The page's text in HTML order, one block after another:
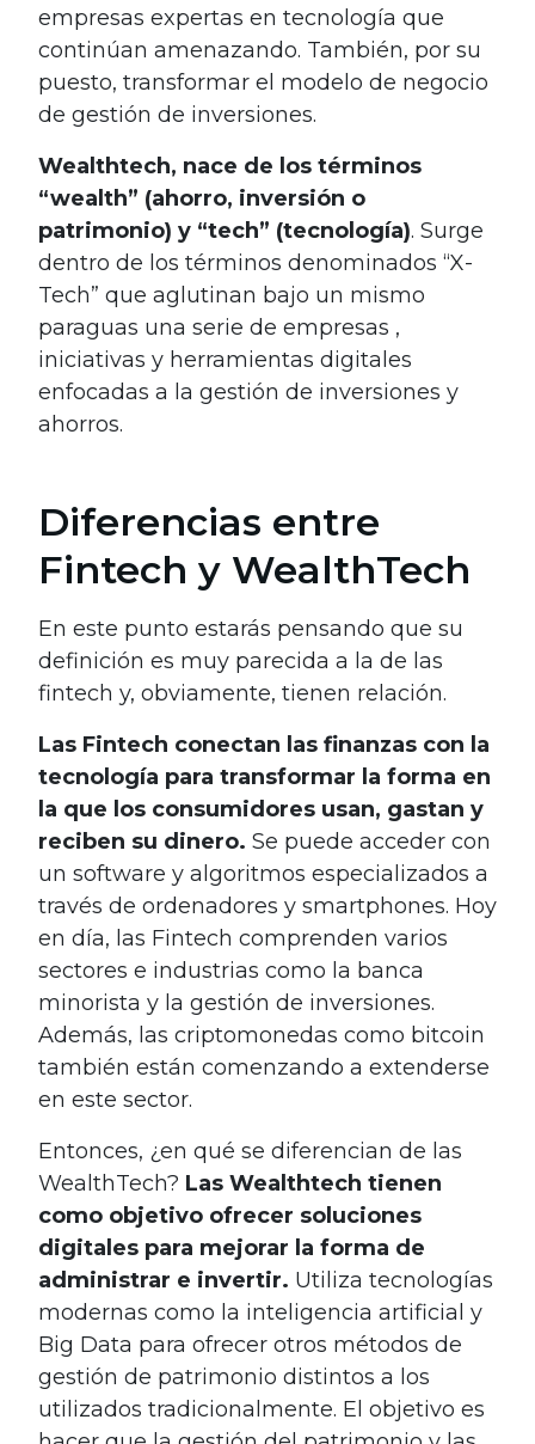
empresas expertas en tecnología que
continúan amenazando. También, por su
puesto, transformar el modelo de negocio
de gestión de inversiones.
Wealthtech, nace de los términos
“wealth” (ahorro, inversión o
patrimonio) y “tech” (tecnología). Surge
dentro de los términos denominados “X-
Tech” que aglutinan bajo un mismo
paraguas una serie de empresas ,
iniciativas y herramientas digitales
enfocadas a la gestión de inversiones y
ahorros.
Diferencias entre
Fintech y WealthTech
En este punto estarás pensando que su
definición es muy parecida a la de las
fintech y, obviamente, tienen relación.
Las Fintech conectan las finanzas con la
tecnología para transformar la forma en
la que los consumidores usan, gastan y
reciben su dinero. Se puede acceder con
un software y algoritmos especializados a
través de ordenadores y smartphones. Hoy
en día, las Fintech comprenden varios
sectores e industrias como la banca
minorista y la gestión de inversiones.
Además, las criptomonedas como bitcoin
también están comenzando a extenderse
en este sector.
Entonces, ¿en qué se diferencian de las
WealthTech? Las Wealthtech tienen
como objetivo ofrecer soluciones
digitales para mejorar la forma de
administrar e invertir. Utiliza tecnologías
modernas como la inteligencia artificial y
Big Data para ofrecer otros métodos de
gestión de patrimonio distintos a los
utilizados tradicionalmente. El objetivo es